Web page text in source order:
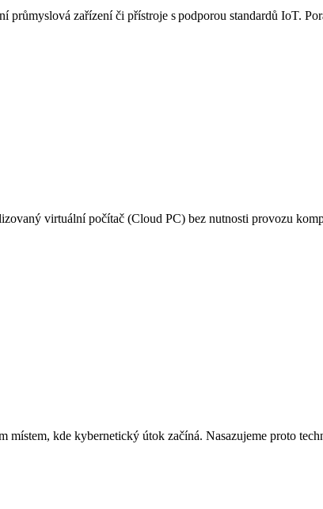
zařízení či přístroje s podporou standardů IoT.
virtuální počítač (Cloud PC) bez nutnosti provozu
kde kybernetický útok začíná. Nasazujeme proto